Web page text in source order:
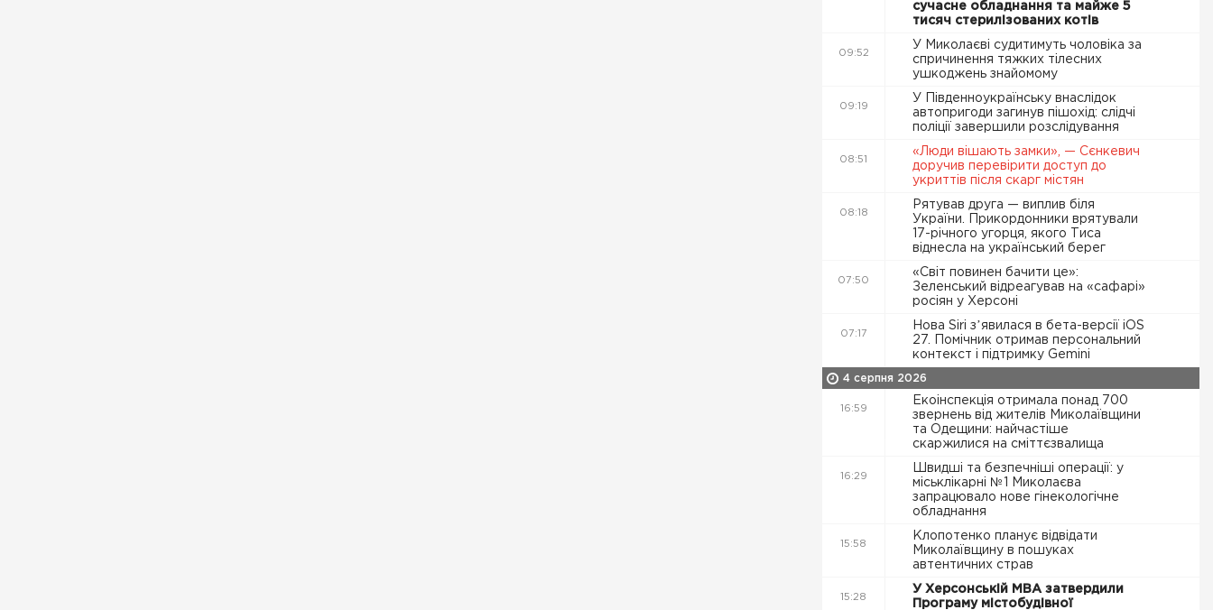
сучасне обладнання та майже 5
тисяч стерилізованих котів
09:52
У Миколаєві судитимуть чоловіка за
спричинення тяжких тілесних
ушкоджень знайомому
09:19
У Південноукраїнську внаслідок
автопригоди загинув пішохід: слідчі
поліції завершили розслідування
08:51
«Люди вішають замки», — Сєнкевич
доручив перевірити доступ до
укриттів після скарг містян
08:18
Рятував друга — виплив біля
України. Прикордонники врятували
17-річного угорця, якого Тиса
віднесла на український берег
07:50
«Світ повинен бачити це»:
Зеленський відреагував на «сафарі»
росіян у Херсоні
07:17
Нова Siri зʼявилася в бета-версії iOS
27. Помічник отримав персональний
контекст і підтримку Gemini
4 серпня 2026
16:59
Екоінспекція отримала понад 700
звернень від жителів Миколаївщини
та Одещини: найчастіше
скаржилися на сміттєзвалища
16:29
Швидші та безпечніші операції: у
міськлікарні №1 Миколаєва
запрацювало нове гінекологічне
обладнання
15:58
Клопотенко планує відвідати
Миколаївщину в пошуках
автентичних страв
15:28
У Херсонській МВА затвердили
Програму містобудівної